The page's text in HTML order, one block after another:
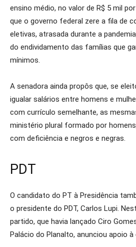
ensino médio, no valor de R$ 5 mil
que o governo federal zere a fila de
eletivas, atrasada durante a
do endividamento das famílias que
mínimos.
A senadora ainda propôs que, se
igualar salários entre homens e
com currículo semelhante, as
ministério plural formado por
com deficiência e negros e negras.
PDT
O candidato do PT à Presidência
o presidente do PDT, Carlos Lupi.
partido, que havia lançado Ciro
Palácio do Planalto, anunciou apoio à